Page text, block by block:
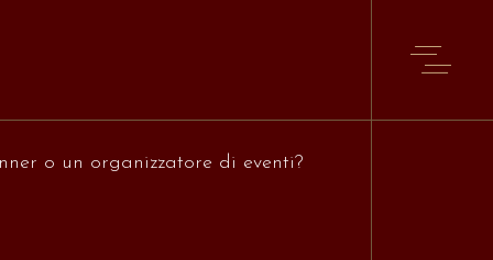
o un organizzatore di eventi?